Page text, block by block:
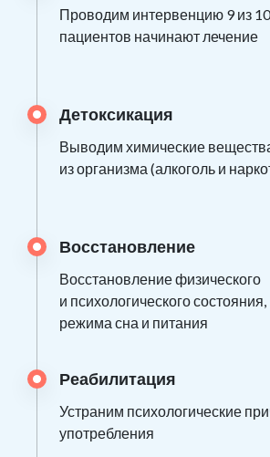
Проводим интервенцию 9 из 10
пациентов начинают лечение
Детоксикация
Выводим химические
из организма (алкоголь и
Восстановление
Восстановление физического
и психологического состояния,
режима сна и питания
Реабилитация
Устраним психологические
употребления